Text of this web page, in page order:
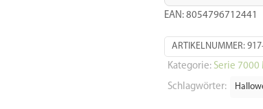
EAN: 8054796712441
ARTIKELNUMMER:
Kategorie: Serie
Schlagwörter: